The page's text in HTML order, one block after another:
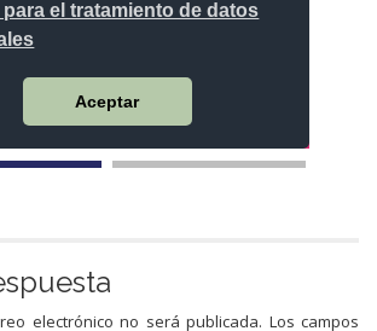
electrónico no será publicada. Los campos